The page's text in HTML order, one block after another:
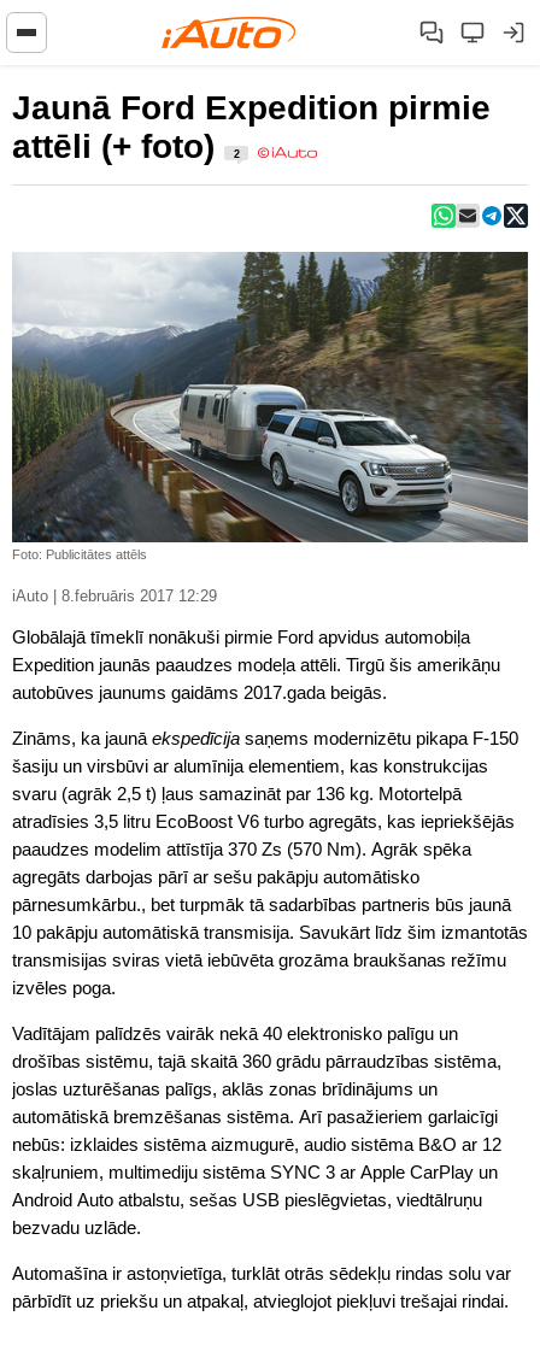
Jaunā Ford Expedition pirmie
attēli (+ foto)
2
Foto: Publicitātes attēls
iAuto | 8.februāris 2017 12:29
Globālajā tīmeklī nonākuši pirmie Ford apvidus automobiļa
Expedition jaunās paaudzes modeļa attēli. Tirgū šis amerikāņu
autobūves jaunums gaidāms 2017.gada beigās.
Zināms, ka jaunā ekspedīcija saņems modernizētu pikapa F-150
šasiju un virsbūvi ar alumīnija elementiem, kas konstrukcijas
svaru (agrāk 2,5 t) ļaus samazināt par 136 kg. Motortelpā
atradīsies 3,5 litru EcoBoost V6 turbo agregāts, kas iepriekšējās
paaudzes modelim attīstīja 370 Zs (570 Nm). Agrāk spēka
agregāts darbojas pārī ar sešu pakāpju automātisko
pārnesumkārbu., bet turpmāk tā sadarbības partneris būs jaunā
10 pakāpju automātiskā transmisija. Savukārt līdz šim izmantotās
transmisijas sviras vietā iebūvēta grozāma braukšanas režīmu
izvēles poga.
Vadītājam palīdzēs vairāk nekā 40 elektronisko palīgu un
drošības sistēmu, tajā skaitā 360 grādu pārraudzības sistēma,
joslas uzturēšanas palīgs, aklās zonas brīdinājums un
automātiskā bremzēšanas sistēma. Arī pasažieriem garlaicīgi
nebūs: izklaides sistēma aizmugurē, audio sistēma B&O ar 12
skaļruniem, multimediju sistēma SYNC 3 ar Apple CarPlay un
Android Auto atbalstu, sešas USB pieslēgvietas, viedtālruņu
bezvadu uzlāde.
Automašīna ir astoņvietīga, turklāt otrās sēdekļu rindas solu var
pārbīdīt uz priekšu un atpakaļ, atvieglojot piekļuvi trešajai rindai.